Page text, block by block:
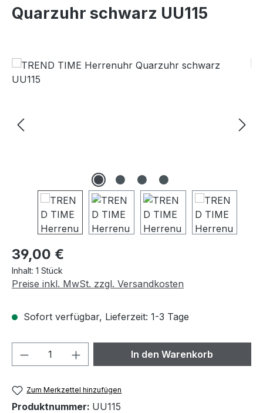
Quarzuhr schwarz UU115
Bildergalerie überspringen
Regulärer Preis:
39,00 €
Inhalt: 1 Stück
Preise inkl. MwSt. zzgl. Versandkosten
Sofort verfügbar, Lieferzeit: 1-3 Tage
Produkt Anzahl: Gib denIn den Warenkorb
Zum Merkzettel hinzufügen
Produktnummer: UU115